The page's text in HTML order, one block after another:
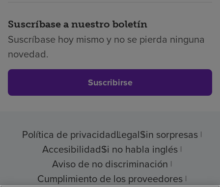
Suscríbase a nuestro boletín
Suscríbase hoy mismo y no se pierda ninguna
novedad.
Suscribirse
Política de privacidadLegalSin sorpresas
AccesibilidadSi no habla inglés
Aviso de no discriminación
Cumplimiento de los proveedores